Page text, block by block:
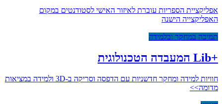
אפליקציית הספריות עוברת לאיזור האישי לסטודנטים במקום
האפליקצייה הישנה
תמיכה במחקר ובלמידה
+Lib המעבדה הטכנולוגית
חוויות למידה ומחקר חדשניות עם הדפסה וסריקה ב-3D ולמידה במציאות
מדומה>>